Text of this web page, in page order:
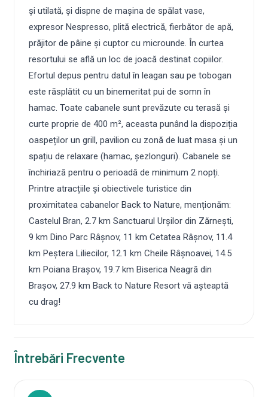
și utilată, și dispne de mașina de spălat vase,
expresor Nespresso, plită electrică, fierbător de apă,
prăjitor de pâine și cuptor cu microunde. În curtea
resortului se află un loc de joacă destinat copiilor.
Efortul depus pentru datul în leagan sau pe tobogan
este răsplătit cu un binemeritat pui de somn în
hamac. Toate cabanele sunt prevăzute cu terasă și
curte proprie de 400 m², aceasta punând la dispoziția
oaspeților un grill, pavilion cu zonă de luat masa și un
spațiu de relaxare (hamac, șezlonguri). Cabanele se
închiriază pentru o perioadă de minimum 2 nopți.
Printre atracțiile și obiectivele turistice din
proximitatea cabanelor Back to Nature, menționăm:
Castelul Bran, 2.7 km Sanctuarul Urșilor din Zărnești,
9 km Dino Parc Râșnov, 11 km Cetatea Râșnov, 11.4
km Peștera Liliecilor, 12.1 km Cheile Râșnoavei, 14.5
km Poiana Brașov, 19.7 km Biserica Neagră din
Brașov, 27.9 km Back to Nature Resort vă așteaptă
cu drag!
Întrebări Frecvente